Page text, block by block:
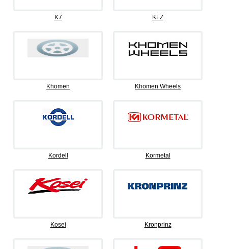
K7 KFZ
Khomen Khomen Wheels
Kordell Kormetal
Kosei Kronprinz